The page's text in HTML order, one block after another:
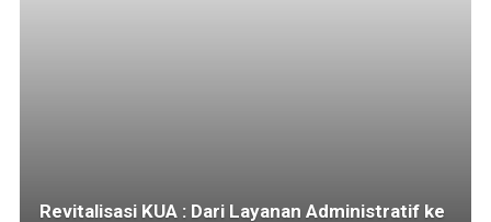
Revitalisasi KUA : Dari Layanan Administratif ke